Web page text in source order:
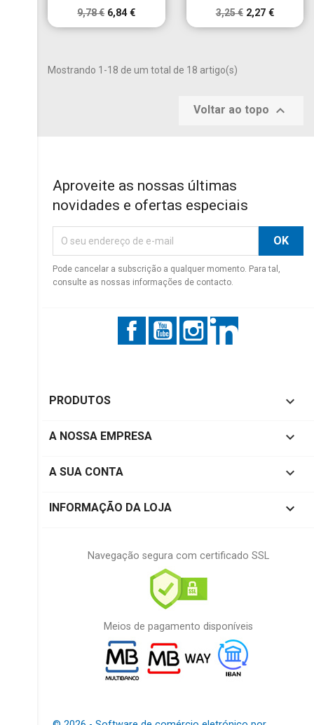
9,78 € 6,84 € 3,25 € 2,27 €
Mostrando 1-18 de um total de 18 artigo(s)
Voltar ao topo 
Aproveite as nossas últimas
novidades e ofertas especiais
Pode cancelar a subscrição a qualquer momento. Para tal,
consulte as nossas informações de contacto.
FacebookYouTubeInstagram
PRODUTOS 
A NOSSA EMPRESA 
A SUA CONTA 
INFORMAÇÃO DA LOJA keyboard_arrow_down
Navegação segura com certificado SSL
Meios de pagamento disponíveis